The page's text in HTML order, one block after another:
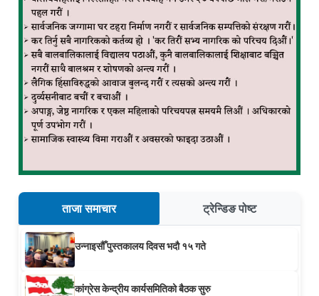
ताजा समाचार ट्रेन्डिङ पोष्ट
उन्नाइसौँ पुस्तकालय दिवस भदौ १५ गते
कांग्रेस केन्द्रीय कार्यसमितिको बैठक सुरु